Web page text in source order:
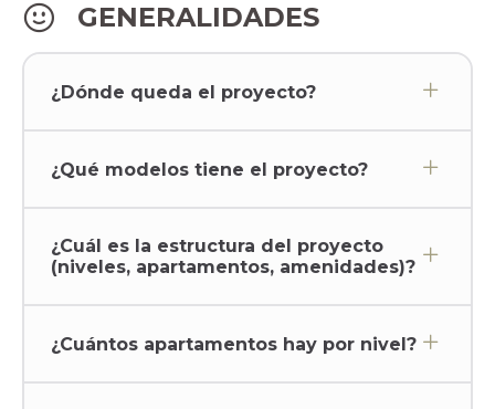
GENERALIDADES
¿Dónde queda el proyecto?
¿Qué modelos tiene el proyecto?
¿Cuál es la estructura del proyecto
(niveles, apartamentos, amenidades)?
¿Cuántos apartamentos hay por nivel?